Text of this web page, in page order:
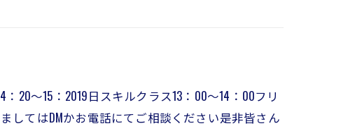
20～15：2019日スキルクラス13：00～14：00フリ
してはDMかお電話にてご相談ください是非皆さん